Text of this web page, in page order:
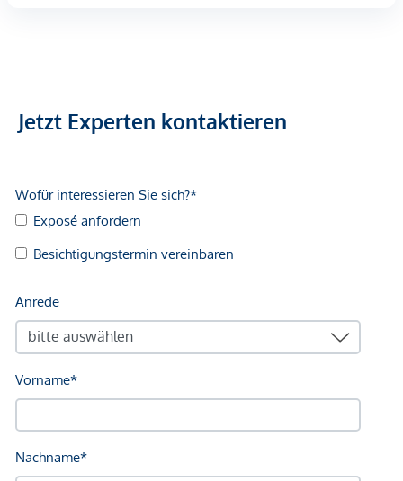
Jetzt Experten kontaktieren